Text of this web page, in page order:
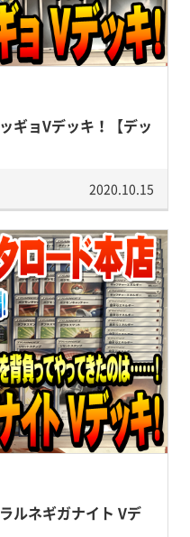
ギョVデッキ！【デッ
2020.10.15
ルネギガナイト Vデ